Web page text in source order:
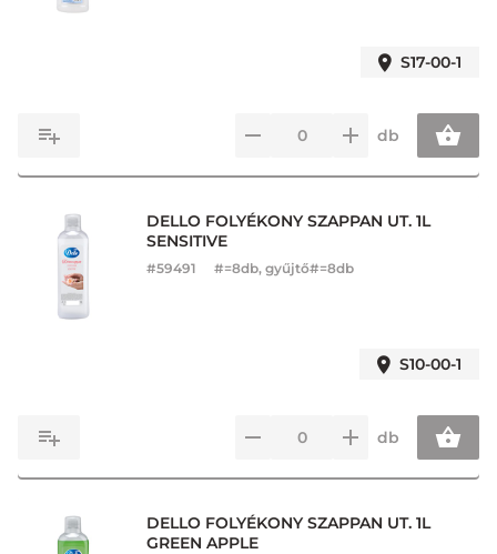
S17-00-1
db
DELLO FOLYÉKONY SZAPPAN UT. 1L
SENSITIVE
#59491 #=8db, gyűjtő#=8db
S10-00-1
db
DELLO FOLYÉKONY SZAPPAN UT. 1L
GREEN APPLE